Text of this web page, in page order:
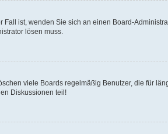
ist, wenden Sie sich an einen Board-
lösen muss.
viele Boards regelmäßig Benutzer, die für
Diskussionen teil!